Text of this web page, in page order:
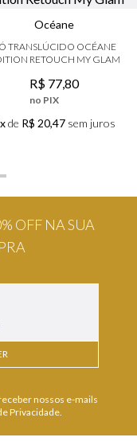
Océane
TRANSLÚCIDO OCÉANE
RETOUCH MY GLAM
R$ 77,80
no PIX
de R$ 20,47sem juros
OFF NA SUA
nossos e-mails
Privacidade.